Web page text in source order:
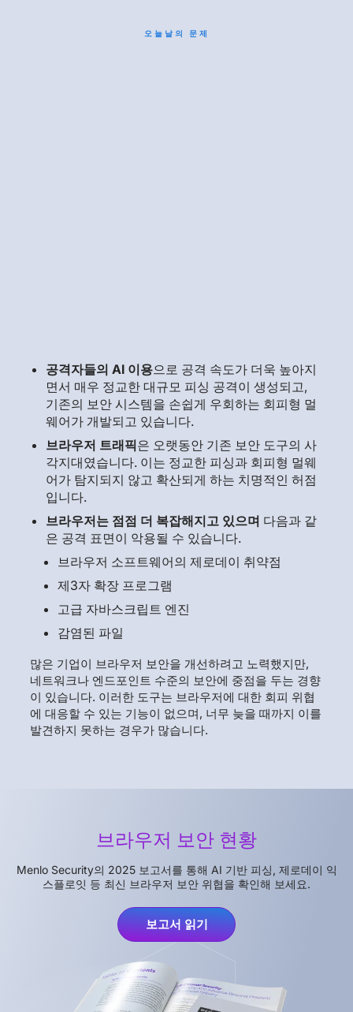
오늘날의 문제
공격자들의 AI 이용으로 공격 속도가 더욱 높아지
면서 매우 정교한 대규모 피싱 공격이 생성되고,
기존의 보안 시스템을 손쉽게 우회하는 회피형 멀
웨어가 개발되고 있습니다.
브라우저 트래픽은 오랫동안 기존 보안 도구의 사
각지대였습니다. 이는 정교한 피싱과 회피형 멀웨
어가 탐지되지 않고 확산되게 하는 치명적인 허점
입니다.
브라우저는 점점 더 복잡해지고 있으며 다음과 같
은 공격 표면이 악용될 수 있습니다.
브라우저 소프트웨어의 제로데이 취약점
제3자 확장 프로그램
고급 자바스크립트 엔진
감염된 파일
많은 기업이 브라우저 보안을 개선하려고 노력했지만,
네트워크나 엔드포인트 수준의 보안에 중점을 두는 경향
이 있습니다. 이러한 도구는 브라우저에 대한 회피 위협
에 대응할 수 있는 기능이 없으며, 너무 늦을 때까지 이를
발견하지 못하는 경우가 많습니다.
브라우저 보안 현황
Menlo Security의 2025 보고서를 통해 AI 기반 피싱, 제로데이 익
스플로잇 등 최신 브라우저 보안 위협을 확인해 보세요.
보고서 읽기